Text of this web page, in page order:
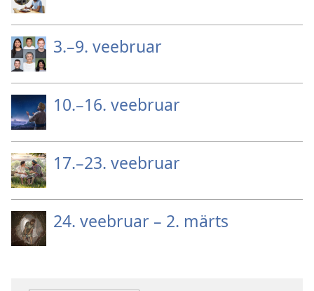
3.–9. veebruar
10.–16. veebruar
17.–23. veebruar
24. veebruar – 2. märts